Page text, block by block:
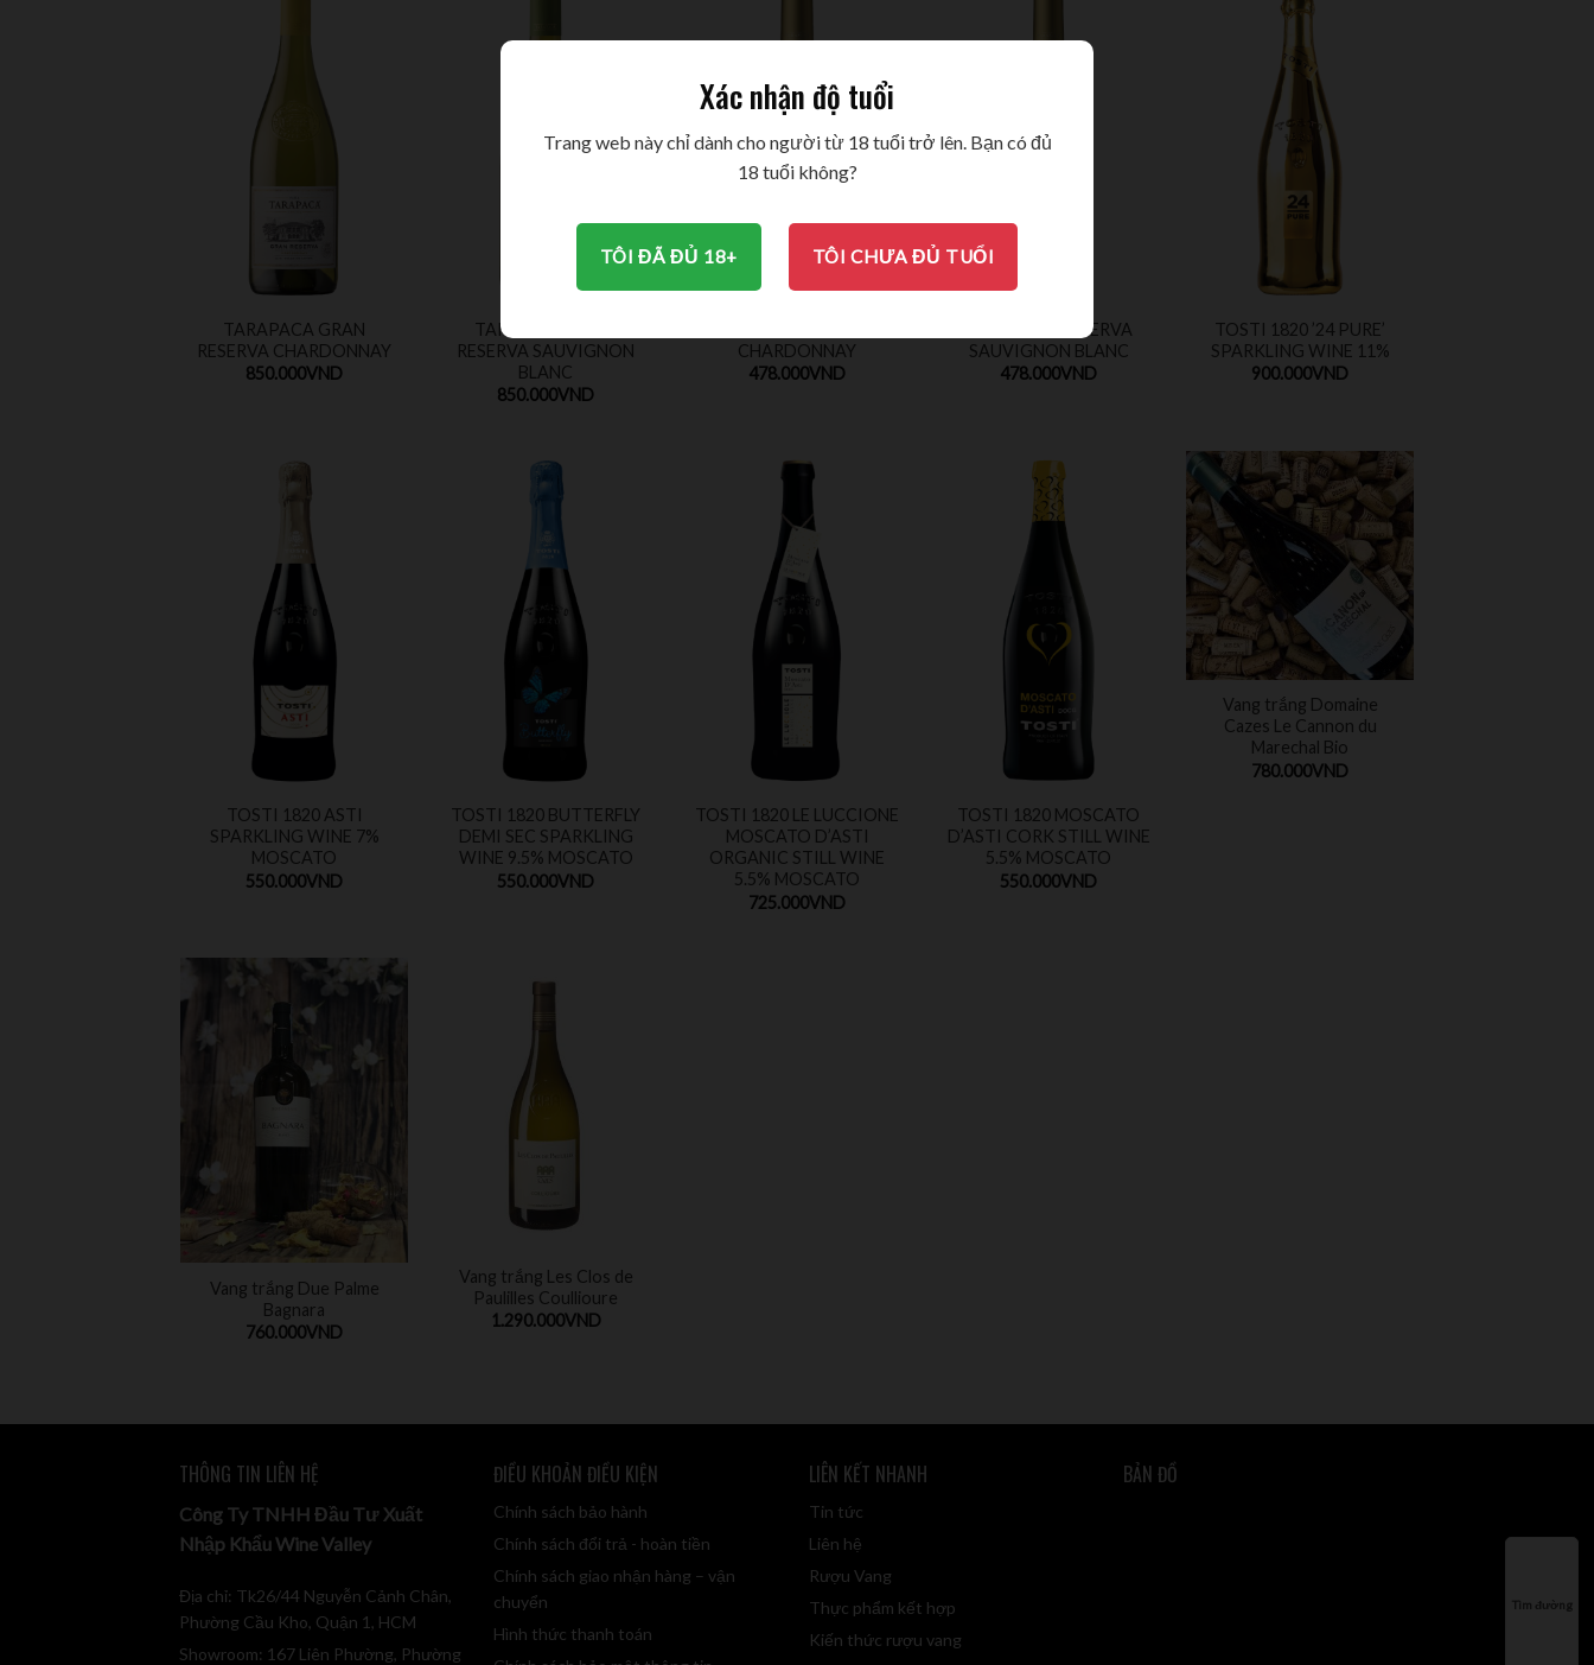
TARAPACA GRAN
RESERVA CHARDONNAY
850.000VND
TARAPACA GRAN
RESERVA SAUVIGNON
BLANC
850.000VND
CHARDONNAY
478.000VND
TARAPACA RESERVA
SAUVIGNON BLANC
478.000VND
TOSTI 1820 ’24 PURE’
SPARKLING WINE 11%
900.000VND
TOSTI 1820 ASTI
SPARKLING WINE 7%
MOSCATO
550.000VND
TOSTI 1820 BUTTERFLY
DEMI SEC SPARKLING
WINE 9.5% MOSCATO
550.000VND
TOSTI 1820 LE LUCCIONE
MOSCATO D’ASTI
ORGANIC STILL WINE
5.5% MOSCATO
725.000VND
TOSTI 1820 MOSCATO
D’ASTI CORK STILL WINE
5.5% MOSCATO
550.000VND
Vang trắng Domaine
Cazes Le Cannon du
Marechal Bio
780.000VND
Vang trắng Due Palme
Bagnara
760.000VND
Vang trắng Les Clos de
Paulilles Coullioure
1.290.000VND
THÔNG TIN LIÊN HỆ
Công Ty TNHH Đầu Tư Xuất
Nhập Khẩu Wine Valley
Địa chỉ: Tk26/44 Nguyễn Cảnh Chân,
Phường Cầu Kho, Quận 1, HCM
Showroom: 167 Liên Phường, Phường
ĐIỀU KHOẢN ĐIỀU KIỆN
Chính sách bảo hành
Chính sách đổi trả - hoàn tiền
Chính sách giao nhận hàng – vận
chuyển
Hình thức thanh toán
LIÊN KẾT NHANH
Tin tức
Liên hệ
Rượu Vang
Thực phẩm kết hợp
Kiến thức rượu vang
BẢN ĐỒ
Tìm đường
Xác nhận độ tuổi
Trang web này chỉ dành cho người từ 18 tuổi trở lên. Bạn có đủ
18 tuổi không?
TÔI ĐÃ ĐỦ 18+ TÔI CHƯA ĐỦ TUỔI